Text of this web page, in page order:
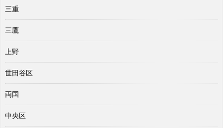
三重
三鷹
上野
世田谷区
両国
中央区